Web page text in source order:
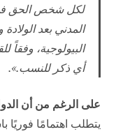
لكل شخص الحق
المدني بعد
البيولوجية، وفقاً
أي ذكر للنسب.».
على الرغم من أن
يتطلب اهتمامًا فوريًا